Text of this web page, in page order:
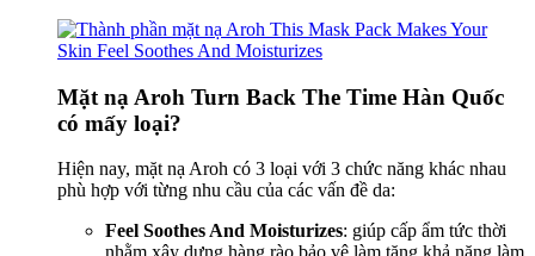
Mặt nạ Aroh Turn Back The Time Hàn Quốc
có mấy loại?
Hiện nay, mặt nạ Aroh có 3 loại với 3 chức năng khác nhau
phù hợp với từng nhu cầu của các vấn đề da:
Feel Soothes And Moisturizes: giúp cấp ẩm tức thời